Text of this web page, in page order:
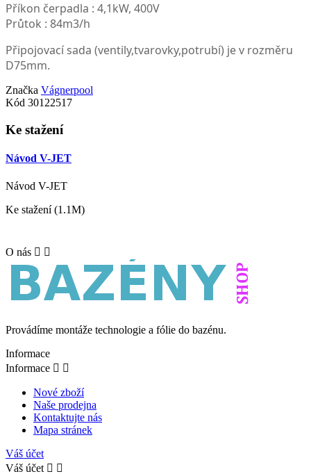
Příkon čerpadla : 4,1kW, 400V
Průtok : 84m3/h
Připojovací sada (ventily,tvarovky,potrubí) je v rozměru
D75mm.
Značka Vágnerpool
Kód 30122517
Ke stažení
Návod V-JET
Návod V-JET
Ke stažení (1.1M)
O nás  
Provádíme montáže technologie a fólie do bazénu.
Informace
Informace  
Nové zboží
Naše prodejna
Kontaktujte nás
Mapa stránek
Váš účet
Váš účet  